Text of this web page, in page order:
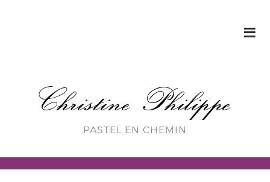
Christine Philippe
PASTEL EN CHEMIN